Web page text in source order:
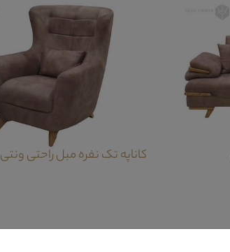
کاناپه تک نفره مبل راحتی ونتی